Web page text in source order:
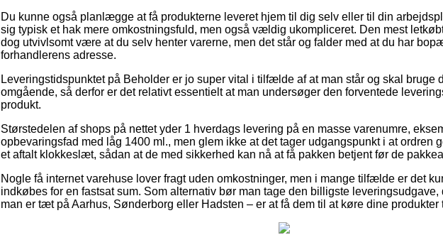
Du kunne også planlægge at få produkterne leveret hjem til dig selv eller til din
sig typisk et hak mere omkostningsfuld, men også vældig ukompliceret. Den mest
dog utvivlsomt være at du selv henter varerne, men det står og falder med at du har
forhandlerens adresse.
Leveringstidspunktet på Beholder er jo super vital i tilfælde af at man står og skal bruge
omgående, så derfor er det relativt essentielt at man undersøger den forventede
produkt.
Størstedelen af shops på nettet yder 1 hverdags levering på en masse varenumre,
opbevaringsfad med låg 1400 ml., men glem ikke at det tager udgangspunkt i at ordren
et aftalt klokkeslæt, sådan at de med sikkerhed kan nå at få pakken betjent før de
Nogle få internet varehuse lover fragt uden omkostninger, men i mange tilfælde er det
indkøbes for en fastsat sum. Som alternativ bør man tage den billigste leveringsudgave,
man er tæt på Aarhus, Sønderborg eller Hadsten – er at få dem til at køre dine produkter